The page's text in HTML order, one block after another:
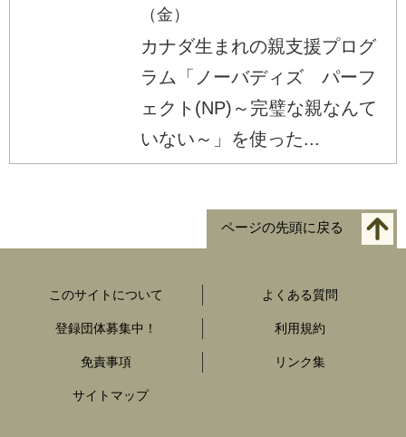
（金）
カナダ生まれの親支援プログ
ラム「ノーバディズ パーフ
ェクト(NP)～完璧な親なんて
いない～」を使った...
ページの先頭に戻る
このサイトについて よくある質問
登録団体募集中！ 利用規約
免責事項 リンク集
サイトマップ